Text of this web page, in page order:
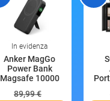
In evidenza
Anker MagGo
Power Bank
Magsafe 10000
89,99 €